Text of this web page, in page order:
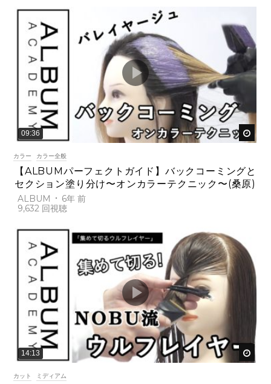
後
09:36
カラー カラー全般
【ALBUMパーフェクトガイド】バックコーミングと
セクション塗り分け〜オンカラーテクニック〜(桑原)
ALBUM
6年 前
9,632
14:13
カット ミディアム